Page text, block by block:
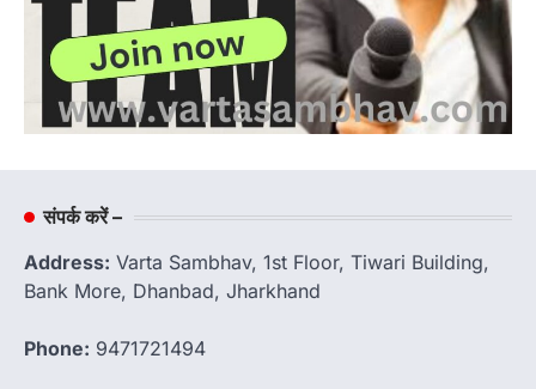
संपर्क करें –
Address: Varta Sambhav, 1st Floor, Tiwari Building,
Bank More, Dhanbad, Jharkhand
Phone: 9471721494